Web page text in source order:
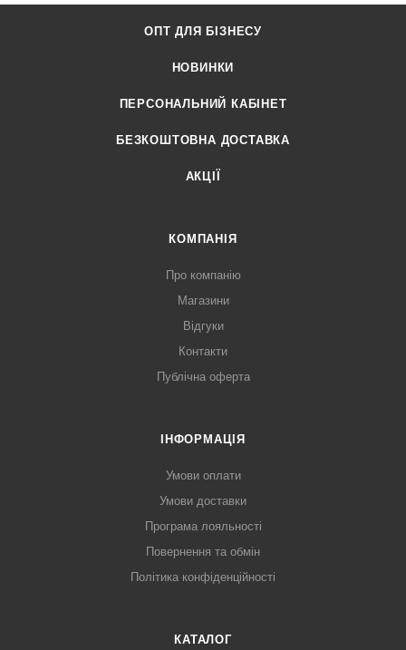
ОПТ ДЛЯ БІЗНЕСУ
НОВИНКИ
ПЕРСОНАЛЬНИЙ КАБІНЕТ
БЕЗКОШТОВНА ДОСТАВКА
АКЦІЇ
КОМПАНІЯ
Про компанію
Магазини
Відгуки
Контакти
Публічна оферта
ІНФОРМАЦІЯ
Умови оплати
Умови доставки
Програма лояльності
Повернення та обмін
Політика конфіденційності
КАТАЛОГ